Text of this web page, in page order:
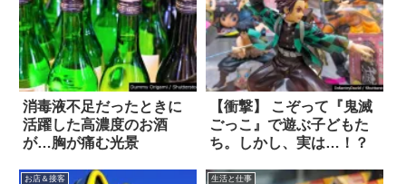
消毒液不足だったときに
活躍した高濃度のお酒
が…胸が痛む光景
【衝撃】 こぞって『鬼滅
ごっこ』で遊ぶ子どもた
ち。しかし、実は…！？
お店＆接客 生活と仕事